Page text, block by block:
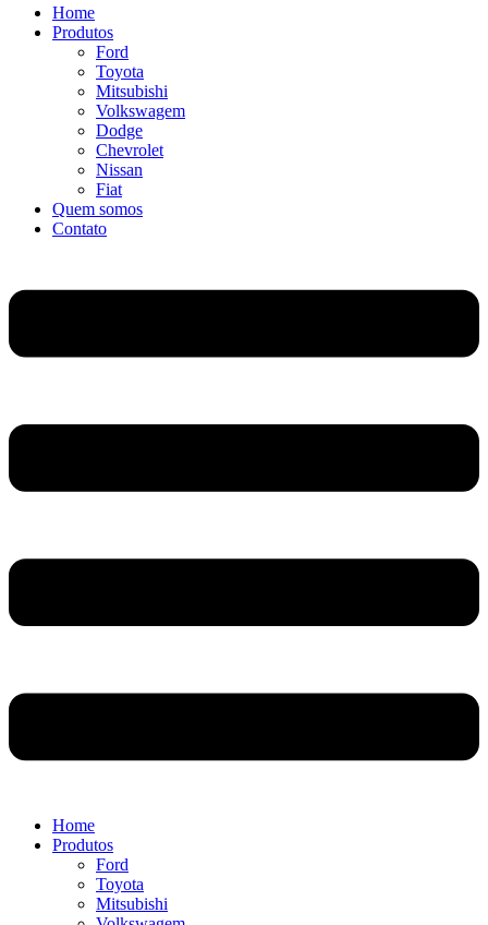
Home
Produtos
Ford
Toyota
Mitsubishi
Volkswagem
Dodge
Chevrolet
Nissan
Fiat
Quem somos
Contato
Home
Produtos
Ford
Toyota
Mitsubishi